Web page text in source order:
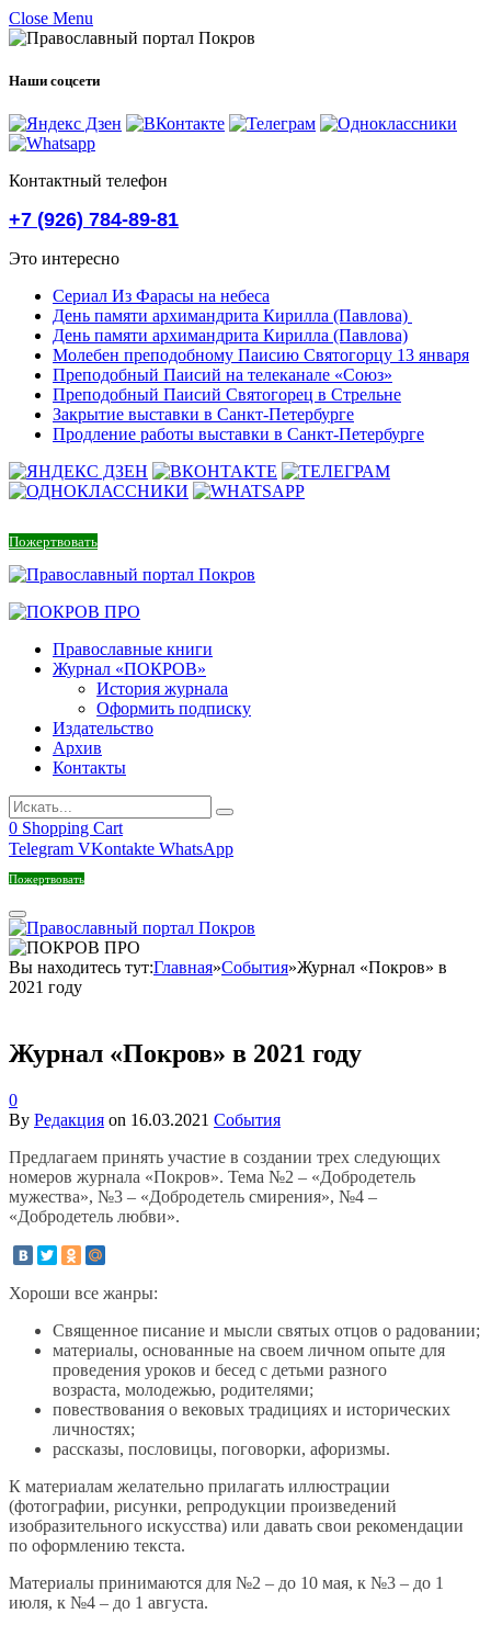
Close Menu
Наши соцсети
Контактный телефон
+7 (926) 784-89-81
Это интересно
Сериал Из Фарасы на небеса
День памяти архимандрита Кирилла (Павлова)
День памяти архимандрита Кирилла (Павлова)
Молебен преподобному Паисию Святогорцу 13 января
Преподобный Паисий на телеканале «Союз»
Преподобный Паисий Святогорец в Стрельне
Закрытие выставки в Санкт-Петербурге
Продление работы выставки в Санкт-Петербурге
Пожертвовать
Православные книги
Журнал «ПОКРОВ»
История журнала
Оформить подписку
Издательство
Архив
Контакты
0 Shopping Cart
Telegram VKontakte WhatsApp
Пожертвовать
Вы находитесь тут:Главная»События»Журнал «Покров» в
2021 году
Журнал «Покров» в 2021 году
0
By Редакция on 16.03.2021 События
Предлагаем принять участие в создании трех следующих
номеров журнала «Покров». Тема №2 – «Добродетель
мужества», №3 – «Добродетель смирения», №4 –
«Добродетель любви».
Хороши все жанры:
Священное писание и мысли святых отцов о радовании;
материалы, основанные на своем личном опыте для
проведения уроков и бесед с детьми разного
возраста, молодежью, родителями;
повествования о вековых традициях и исторических
личностях;
рассказы, пословицы, поговорки, афоризмы.
К материалам желательно прилагать иллюстрации
(фотографии, рисунки, репродукции произведений
изобразительного искусства) или давать свои рекомендации
по оформлению текста.
Материалы принимаются для №2 – до 10 мая, к №3 – до 1
июля, к №4 – до 1 августа.